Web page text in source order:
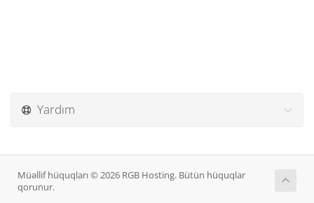
Yardım
Müəllif hüquqları © 2026 RGB Hosting. Bütün hüquqlar
qorunur.